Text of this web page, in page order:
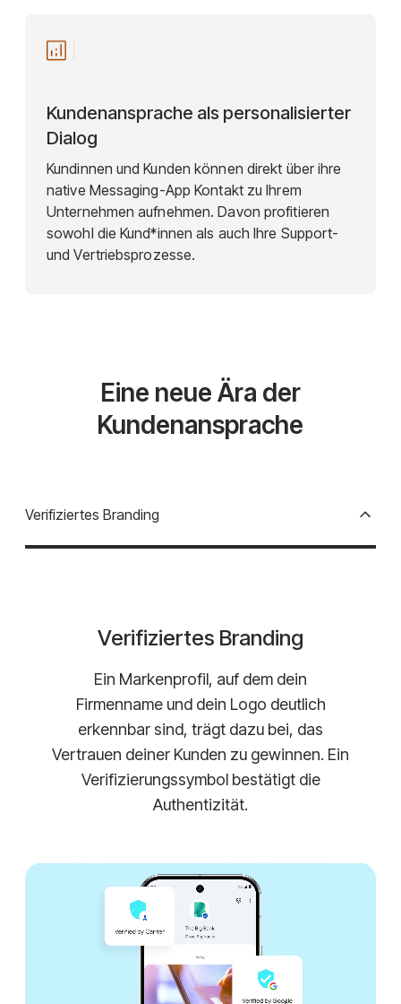
Kundenansprache als personalisierter
Dialog
Kundinnen und Kunden können direkt über ihre
native Messaging-App Kontakt zu Ihrem
Unternehmen aufnehmen. Davon profitieren
sowohl die Kund*innen als auch Ihre Support-
und Vertriebsprozesse.
Eine neue Ära der
Kundenansprache
Verifiziertes Branding
Verifiziertes Branding
Ein Markenprofil, auf dem dein
Firmenname und dein Logo deutlich
erkennbar sind, trägt dazu bei, das
Vertrauen deiner Kunden zu gewinnen. Ein
Verifizierungssymbol bestätigt die
Authentizität.